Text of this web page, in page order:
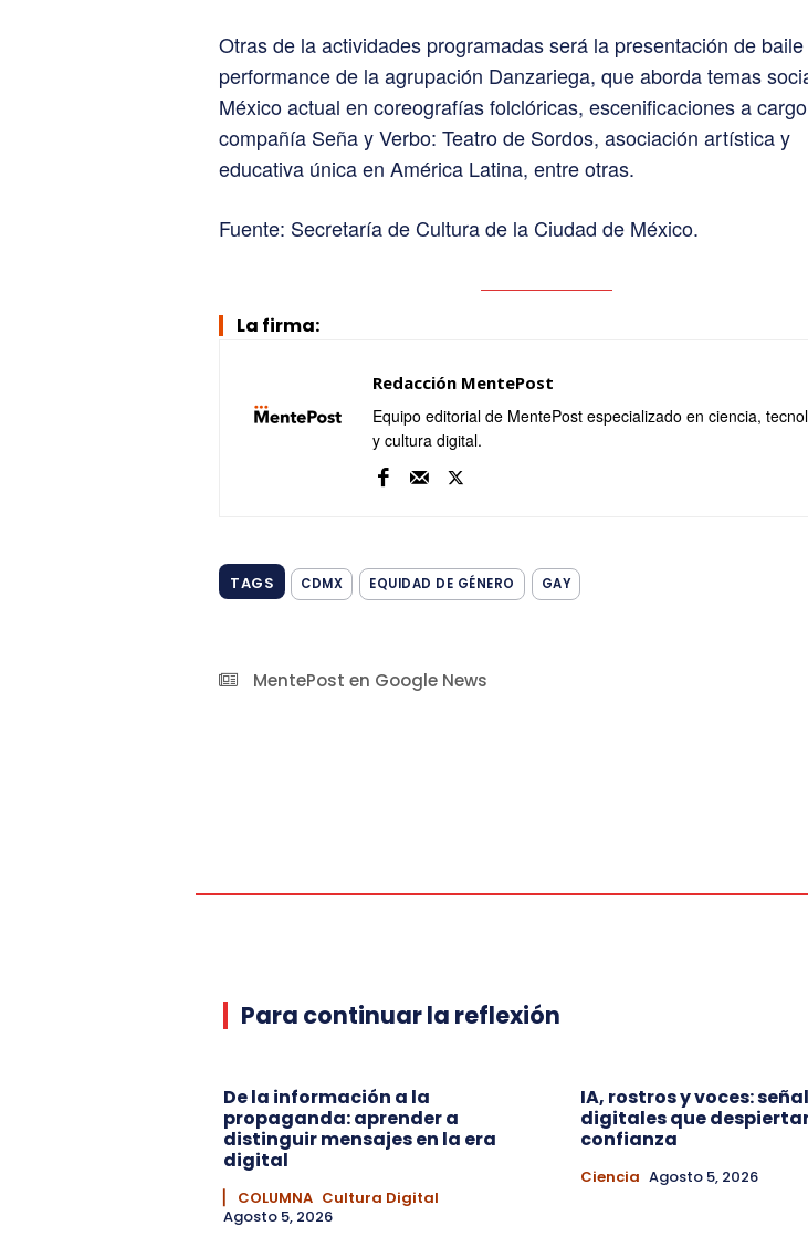
Otras de la actividades programadas será la presentación de
performance de la agrupación Danzariega, que aborda temas
México actual en coreografías folclóricas, escenificaciones a
compañía Seña y Verbo: Teatro de Sordos, asociación artística y
educativa única en América Latina, entre otras.
Fuente: Secretaría de Cultura de la Ciudad de México.
La firma:
Redacción MentePost
Equipo editorial de MentePost especializado en ciencia,
y cultura digital.
TAGS CDMX EQUIDAD DE GÉNERO GAY
MentePost en Google News
Para continuar la reflexión
De la información a la
propaganda: aprender a
distinguir mensajes en la era
digital
▏ COLUMNA Cultura Digital
Agosto 5, 2026
IA, rostros y voces:
digitales que
confianza
Ciencia Agosto 5, 2026